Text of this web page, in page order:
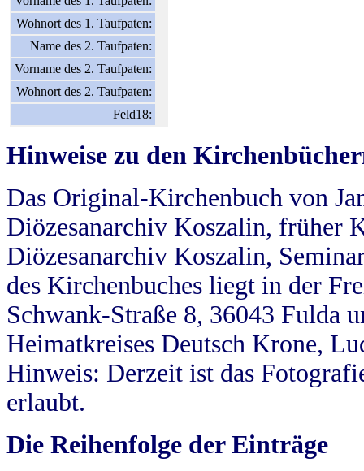
Wohnort des 1. Taufpaten:
Name des 2. Taufpaten:
Vorname des 2. Taufpaten:
Wohnort des 2. Taufpaten:
Feld18:
Hinweise zu den
Das Original-Kirchenbuch von
Diözesanarchiv Koszalin, früher
Diözesanarchiv Koszalin,
des Kirchenbuches liegt in der
Schwank-Straße 8, 36043 Fulda
Heimatkreises Deutsch Krone,
Hinweis: Derzeit ist das
erlaubt.
Die Reihenfolge der Einträge